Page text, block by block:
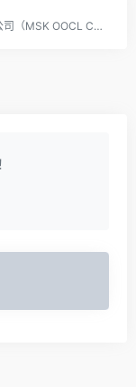
专注大件货和特种箱运输，与世界各大船公司（MSK OOCL CMA HPL ONE PIL ZIM SITC KMTC HMM YML等）形成良好的合作关系，并运输至非洲、中南美、中东、东南亚、欧美等各港口。